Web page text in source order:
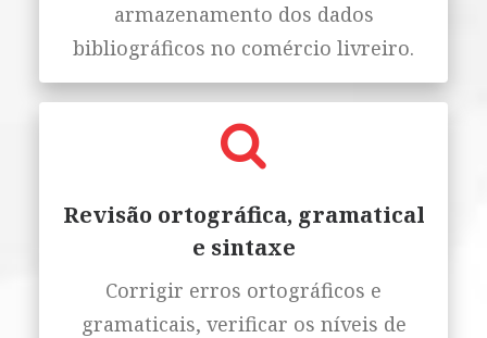
armazenamento dos dados
bibliográficos no comércio livreiro.
Revisão ortográfica, gramatical
e sintaxe
Corrigir erros ortográficos e
gramaticais, verificar os níveis de